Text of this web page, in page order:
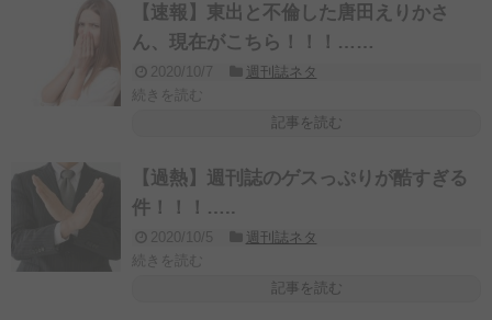
【速報】東出と不倫した唐田えりかさ
ん、現在がこちら！！！……
2020/10/7
週刊誌ネタ
続きを読む
記事を読む
【過熱】週刊誌のゲスっぷりが酷すぎる
件！！！…..
2020/10/5
週刊誌ネタ
続きを読む
記事を読む